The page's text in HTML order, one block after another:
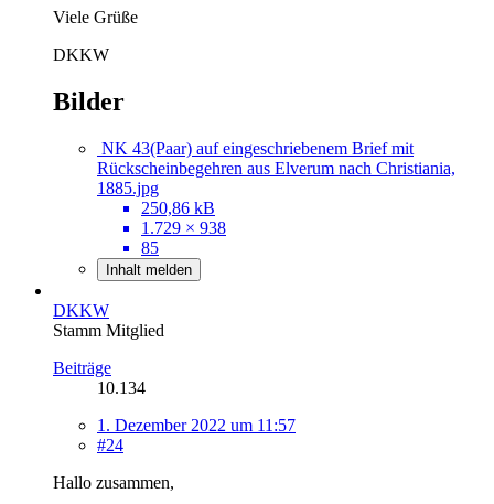
Viele Grüße
DKKW
Bilder
NK 43(Paar) auf eingeschriebenem Brief mit
Rückscheinbegehren aus Elverum nach Christiania,
1885.jpg
250,86 kB
1.729 × 938
85
Inhalt melden
DKKW
Stamm Mitglied
Beiträge
10.134
1. Dezember 2022 um 11:57
#24
Hallo zusammen,